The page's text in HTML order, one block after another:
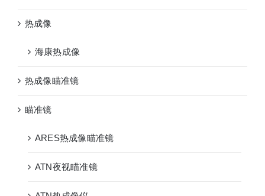
热成像
海康热成像
热成像瞄准镜
瞄准镜
ARES热成像瞄准镜
ATN夜视瞄准镜